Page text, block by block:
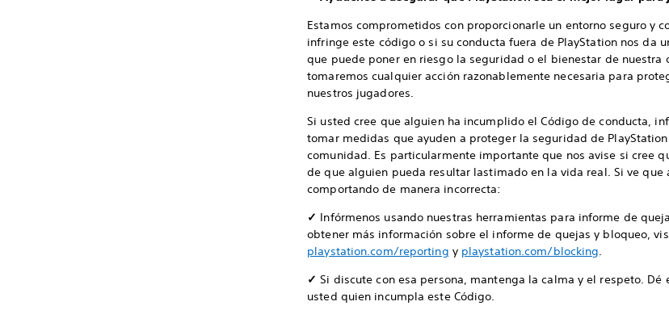
Estamos comprometidos con proporcionarle un entorno seguro y
infringe este código o si su conducta fuera de PlayStation nos da
que puede poner en riesgo la seguridad o el bienestar de nuestra
tomaremos cualquier acción razonablemente necesaria para
nuestros jugadores.
Si usted cree que alguien ha incumplido el Código de conducta,
tomar medidas que ayuden a proteger la seguridad de
comunidad. Es particularmente importante que nos avise si cree
de que alguien pueda resultar lastimado en la vida real. Si ve que
comportando de manera incorrecta:
✓ Infórmenos usando nuestras herramientas para informe de
obtener más información sobre el informe de quejas y bloqueo,
playstation.com/reporting y playstation.com/blocking.
✓ Si discute con esa persona, mantenga la calma y el respeto. Dé
usted quien incumpla este Código.